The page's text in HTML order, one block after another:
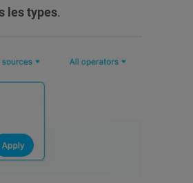
les types.